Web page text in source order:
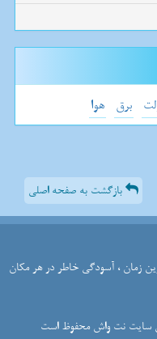
برق هوا
بازگشت به صفحه اصلی
زمان ، آسودگی خاطر در هر مکان